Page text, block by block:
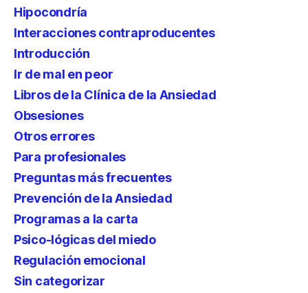
Hipocondría
Interacciones contraproducentes
Introducción
Ir de mal en peor
Libros de la Clínica de la Ansiedad
Obsesiones
Otros errores
Para profesionales
Preguntas más frecuentes
Prevención de la Ansiedad
Programas a la carta
Psico-lógicas del miedo
Regulación emocional
Sin categorizar